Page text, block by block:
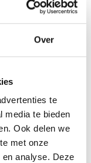
Over
te
media te bieden
Ook delen we
met onze
analyse. Deze
is waardevol
helpen om
doordat zij
verhaal van
Door
zijn eigen